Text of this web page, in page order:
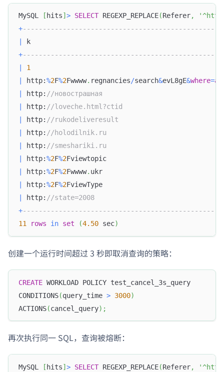
MySQL [ hits] > SELECT REGEXP_REPLACE(Referer,
+
+
1
http:%2F%2Fwwww. regnancies/search&evL8gE&where=
http: //новострашная
http: //loveche.html?ctid
http: //rukodeliveresult
http: //holodilnik.ru
http: //smeshariki.ru
http:%2F%2
http:%2F%2Fwwww.
http:%2F%2
http: //state=2008
+
11
rows in set (4.50 sec)
创建一个运行时间超过 3 秒即取消查询的策略：
CREATE WORKLOAD POLICY test_cancel_3s_query
CONDITIONS(query_time > 3000)
ACTIONS(cancel_query) ;
再次执行同一 SQL，查询被熔断：
MySQL [ hits] > SELECT REGEXP_REPLACE(Referer,